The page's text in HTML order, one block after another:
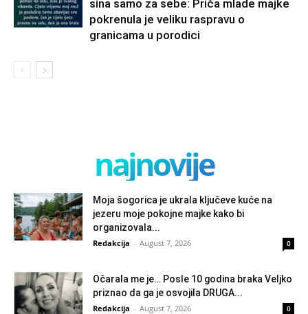
sina samo za sebe: Priča mlade majke
pokrenula je veliku raspravu o
granicama u porodici
najnovije
Moja šogorica je ukrala ključeve kuće na
jezeru moje pokojne majke kako bi
organizovala...
Redakcija - August 7, 2026 0
Očarala me je… Posle 10 godina braka Veljko
priznao da ga je osvojila DRUGA...
Redakcija - August 7, 2026 0